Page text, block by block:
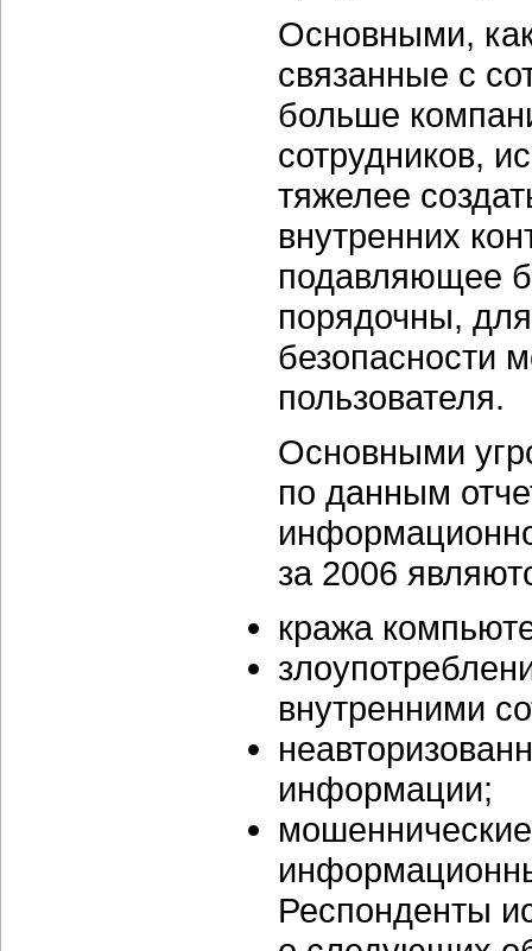
Основными,
связанные с
больше
сотрудников,
тяжелее
внутренних
подавляющее
порядочны,
безопасности
пользователя.
Основными
по данным
за 2006
кража
внутренними
информации;
Респонденты